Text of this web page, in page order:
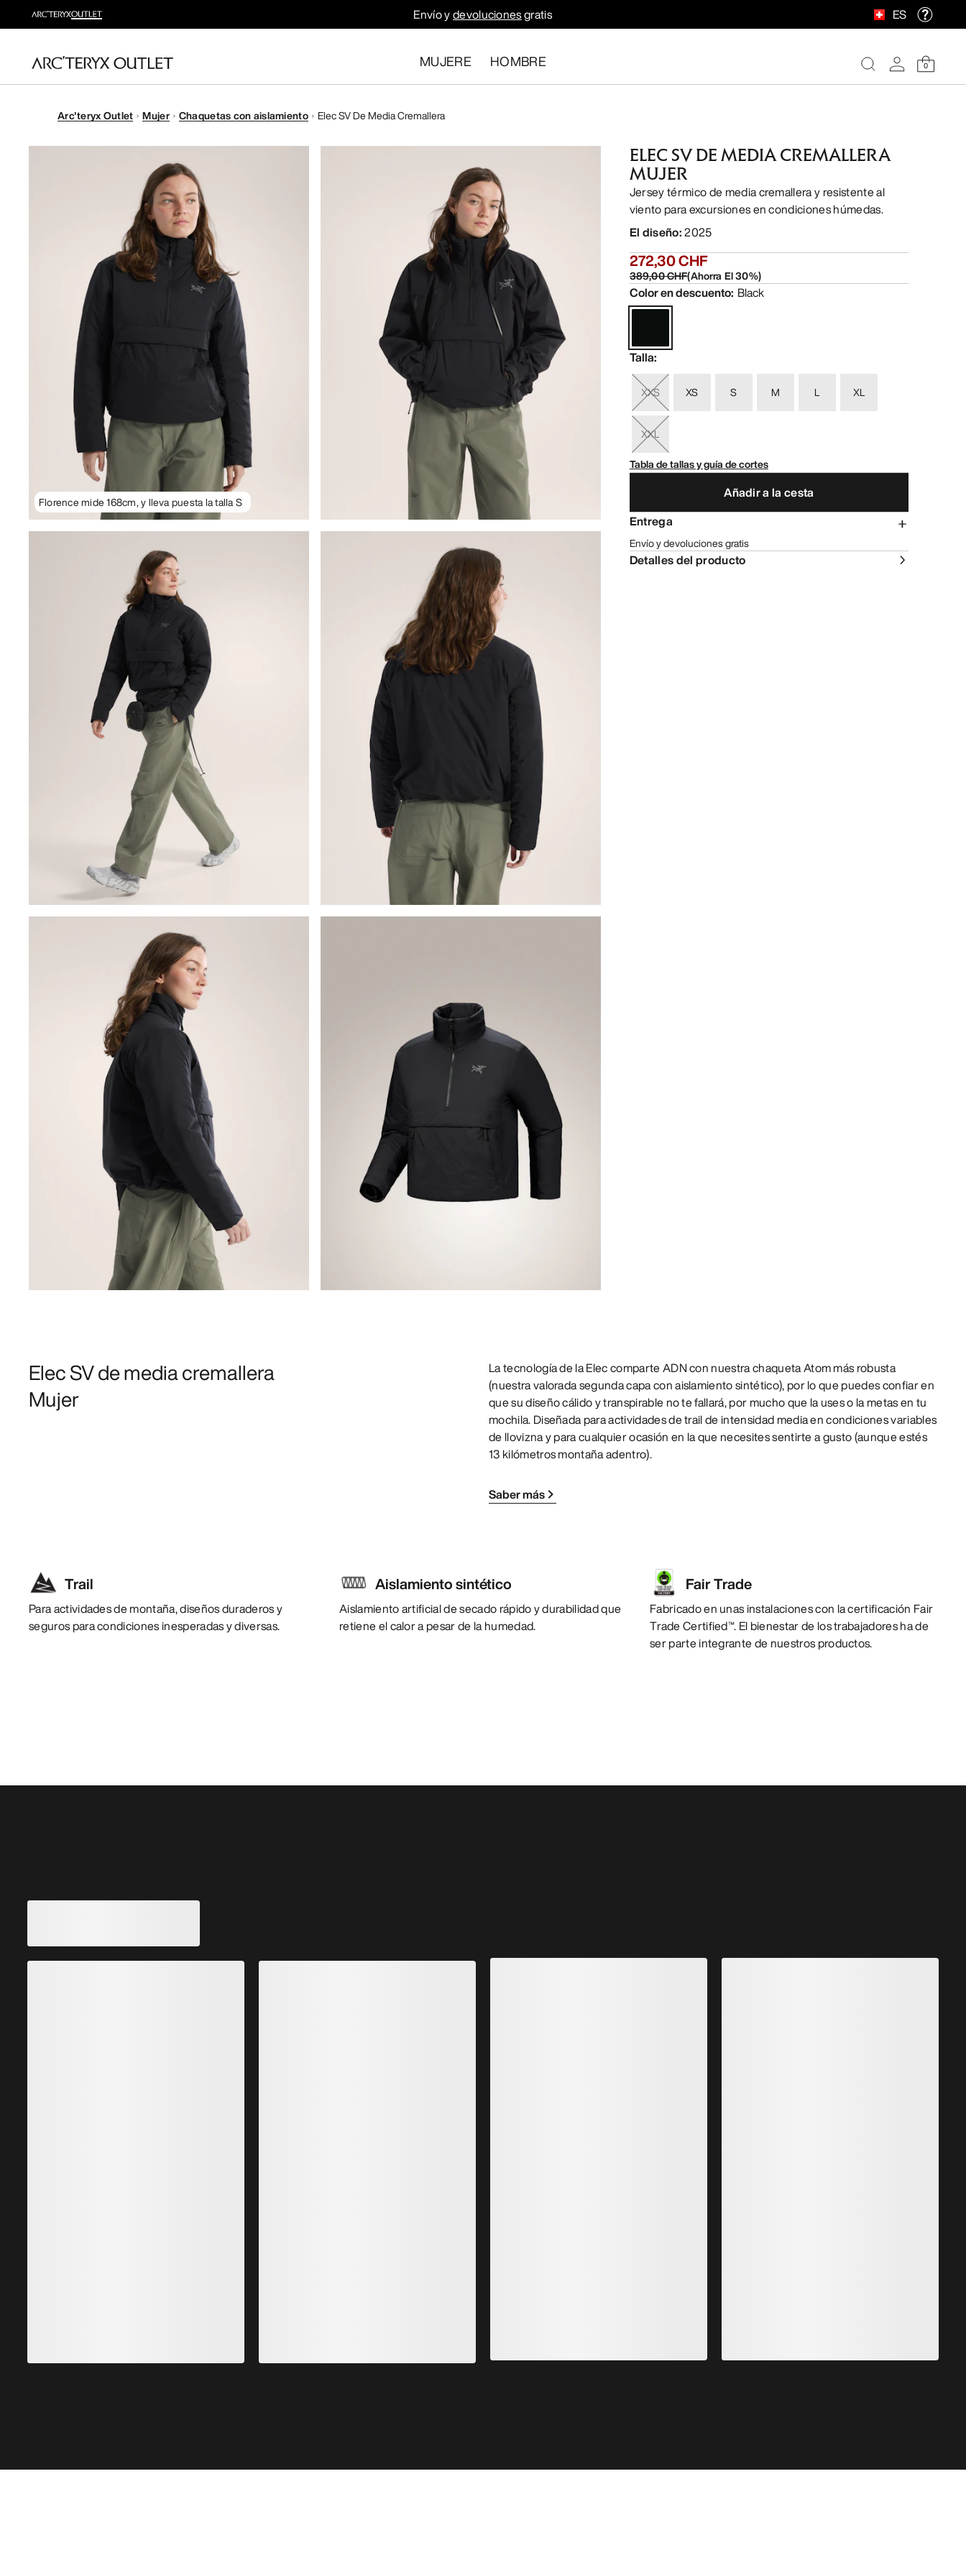
Envío ydevolucionesgratis ES
MUJERE HOMBRE 0
Arc'teryx Outlet Mujer Chaquetas con aislamiento Elec SV De Media Cremallera
Florence mide 168cm, y lleva puesta la talla S
ELEC SV DE MEDIA CREMALLERA
MUJER
Jersey térmico de media cremallera y resistente al
viento para excursiones en condiciones húmedas.
El diseño:2025
272,30 CHF
389,00 CHF(Ahorra El30%)
Color en descuento: Black
Talla:
XXS XS S M L XL
XXL
Tabla de tallas y guía de cortes
Añadir a la cesta
Entrega
Envío y devoluciones gratis
Detalles del producto
Elec SV de media cremallera
Mujer
La tecnología de la Elec comparte ADN con nuestra chaqueta Atom más robusta
(nuestra valorada segunda capa con aislamiento sintético), por lo que puedes confiar en
que su diseño cálido y transpirable no te fallará, por mucho que la uses o la metas en tu
mochila. Diseñada para actividades de trail de intensidad media en condiciones variables
de llovizna y para cualquier ocasión en la que necesites sentirte a gusto (aunque estés
13 kilómetros montaña adentro).
Saber más
Trail
Para actividades de montaña, diseños duraderos y
seguros para condiciones inesperadas y diversas.
Aislamiento sintético
Aislamiento artificial de secado rápido y durabilidad que
retiene el calor a pesar de la humedad.
Fair Trade
Fabricado en unas instalaciones con la certificación Fair
Trade Certified™. El bienestar de los trabajadores ha de
ser parte integrante de nuestros productos.